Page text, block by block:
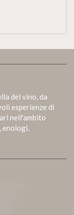
del vino, da
esperienze di
nell'ambito
enologi,